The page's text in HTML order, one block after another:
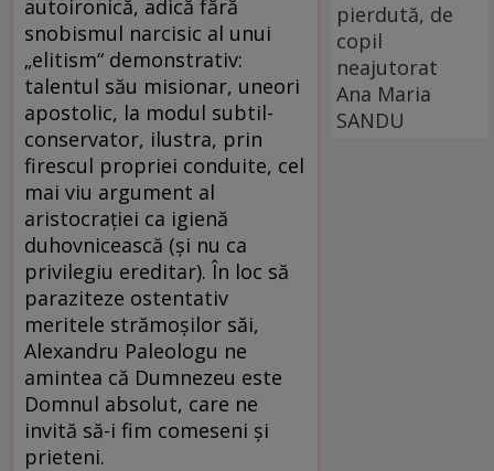
autoironică, adică fără
snobismul narcisic al unui
„elitism“ demonstrativ:
talentul său misionar, uneori
apostolic, la modul subtil-
conservator, ilustra, prin
firescul propriei conduite, cel
mai viu argument al
aristocrației ca igienă
duhovnicească (și nu ca
privilegiu ereditar). În loc să
paraziteze ostentativ
meritele strămoșilor săi,
Alexandru Paleologu ne
amintea că Dumnezeu este
Domnul absolut, care ne
invită să-i fim comeseni și
prieteni.
pierdută, de
copil
neajutorat
Ana Maria
SANDU